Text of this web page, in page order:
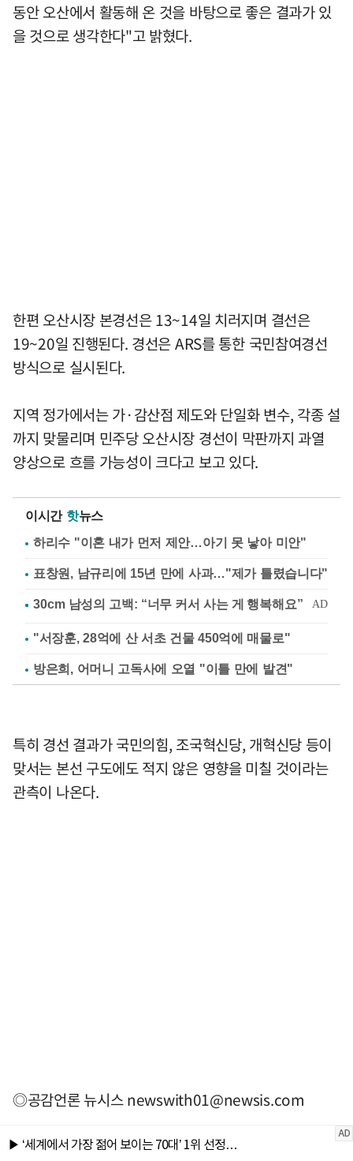
동안 오산에서 활동해 온 것을 바탕으로 좋은 결과가 있
을 것으로 생각한다"고 밝혔다.
한편 오산시장 본경선은 13~14일 치러지며 결선은
19~20일 진행된다. 경선은 ARS를 통한 국민참여경선
방식으로 실시된다.
지역 정가에서는 가·감산점 제도와 단일화 변수, 각종 설
까지 맞물리며 민주당 오산시장 경선이 막판까지 과열
양상으로 흐를 가능성이 크다고 보고 있다.
이시간 핫뉴스
하리수 "이혼 내가 먼저 제안…아기 못 낳아 미안"
표창원, 남규리에 15년 만에 사과…"제가 틀렸습니다"
"서장훈, 28억에 산 서초 건물 450억에 매물로"
방은희, 어머니 고독사에 오열 "이틀 만에 발견"
특히 경선 결과가 국민의힘, 조국혁신당, 개혁신당 등이
맞서는 본선 구도에도 적지 않은 영향을 미칠 것이라는
관측이 나온다.
◎공감언론 뉴시스newswith01@newsis.com